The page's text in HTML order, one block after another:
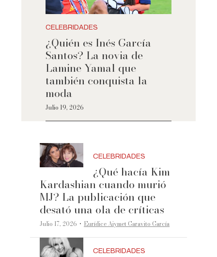
CELEBRIDADES
¿Quién es Inés García
Santos? La novia de
Lamine Yamal que
también conquista la
moda
Julio 19, 2026
CELEBRIDADES
¿Qué hacía Kim
Kardashian cuando murió
MJ? La publicación que
desató una ola de críticas
Julio 17, 2026 ·Eurídice Aiymet Garavito García
CELEBRIDADES